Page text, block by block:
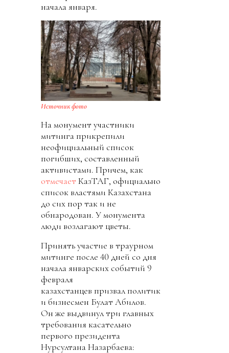
начала января.
Источник фото
На монумент участники
митинга прикрепили
неофициальный список
погибших, составленный
активистами. Причем, как
отмечает КазТАГ, официально
список властями Казахстана
до сих пор так и не
обнародован. У монумента
люди возлагают цветы.
Принять участие в траурном
митинге после 40 дней со дня
начала январских событий 9
февраля
казахстанцев призвал политик
и бизнесмен Булат Абилов.
Он же выдвинул три главных
требования касательно
первого президента
Нурсултана Назарбаева: